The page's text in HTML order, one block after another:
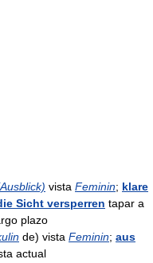
vista Feminin; klare
Sicht versperren tapar a
plazo
de) vista Feminin; aus
actual